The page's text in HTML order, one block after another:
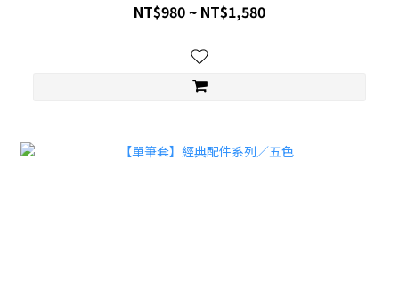
NT$980 ~ NT$1,580